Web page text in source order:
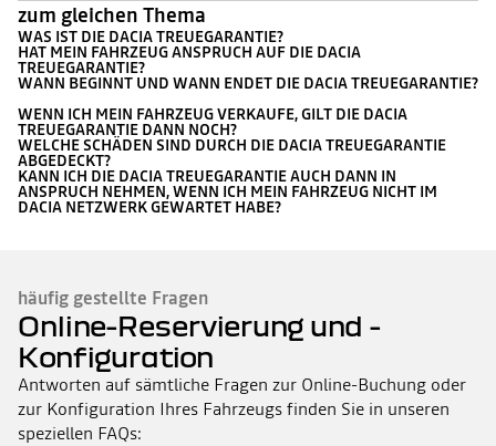
zum gleichen Thema
WAS IST DIE DACIA TREUEGARANTIE?
HAT MEIN FAHRZEUG ANSPRUCH AUF DIE DACIA
TREUEGARANTIE?
WANN BEGINNT UND WANN ENDET DIE DACIA TREUEGARANTIE?
WENN ICH MEIN FAHRZEUG VERKAUFE, GILT DIE DACIA
TREUEGARANTIE DANN NOCH?
WELCHE SCHÄDEN SIND DURCH DIE DACIA TREUEGARANTIE
ABGEDECKT?
KANN ICH DIE DACIA TREUEGARANTIE AUCH DANN IN
ANSPRUCH NEHMEN, WENN ICH MEIN FAHRZEUG NICHT IM
DACIA NETZWERK GEWARTET HABE?
häufig gestellte Fragen
Online-Reservierung und -
Konfiguration
Antworten auf sämtliche Fragen zur Online-Buchung oder
zur Konfiguration Ihres Fahrzeugs finden Sie in unseren
speziellen FAQs: